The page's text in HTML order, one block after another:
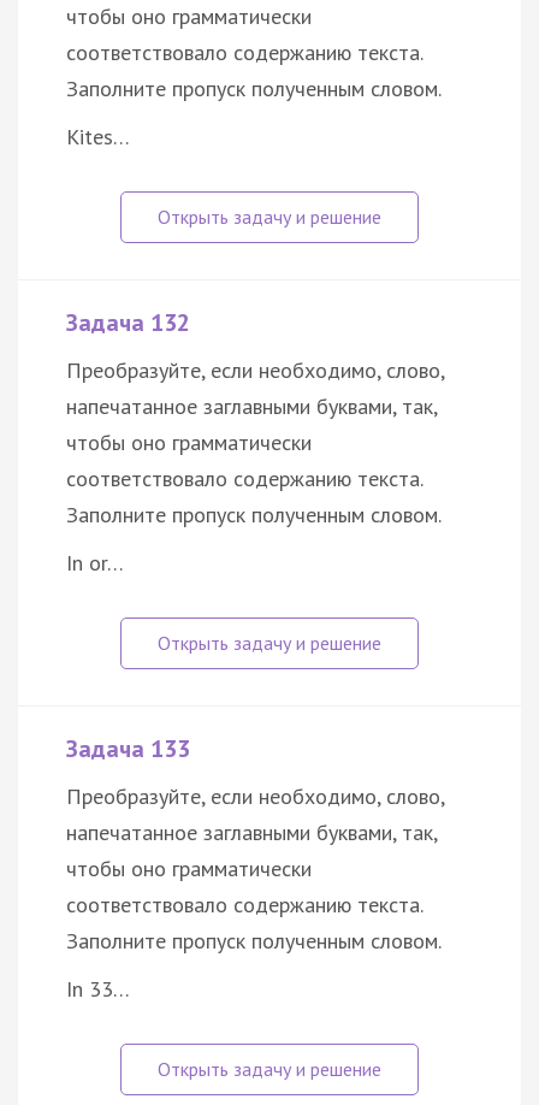
чтобы оно грамматически
соответствовало содержанию текста.
Заполните пропуск полученным словом.
Kites…
Задача 132
Преобразуйте, если необходимо, слово,
напечатанное заглавными буквами, так,
чтобы оно грамматически
соответствовало содержанию текста.
Заполните пропуск полученным словом.
In or…
Задача 133
Преобразуйте, если необходимо, слово,
напечатанное заглавными буквами, так,
чтобы оно грамматически
соответствовало содержанию текста.
Заполните пропуск полученным словом.
In 33…